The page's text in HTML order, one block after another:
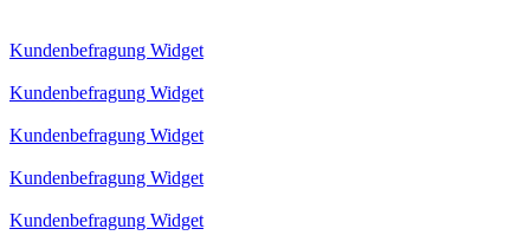
Kundenbefragung Widget
Kundenbefragung Widget
Kundenbefragung Widget
Kundenbefragung Widget
Kundenbefragung Widget